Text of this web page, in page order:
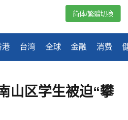
港 台湾 全球 金融 消费
简体/繁體切換
山区学生被迫“攀